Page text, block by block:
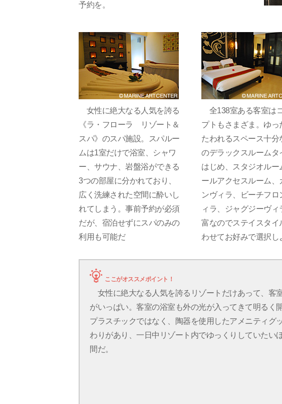
予約を。
女性に絶大なる人気を誇る
《ラ・フローラ リゾート＆
スパ》のスパ施設。スパルー
ムは1室だけで浴室、シャワ
ー、サウナ、岩盤浴ができる
3つの部屋に分かれており、
広く洗練された空間に酔いし
れてしまう。事前予約が必須
だが、宿泊せずにスパのみの
利用も可能だ
全138室ある客室は
プトもさまざま。ゆっ
たわれるスペース十分
のデラックスルームタ
はじめ、スタジオルー
ールアクセスルーム、
ンヴィラ、ビーチフロ
ィラ、ジャグジーヴィ
富なのでステイスタイ
わせてお好みで選択し
ここがオススメポイント！
女性に絶大なる人気を誇るリゾートだけあって、客
がいっぱい。客室の浴室も外の光が入ってきて明るく
プラスチックではなく、陶器を使用したアメニティグ
わりがあり、一日中リゾート内でゆっくりしていたい
間だ。